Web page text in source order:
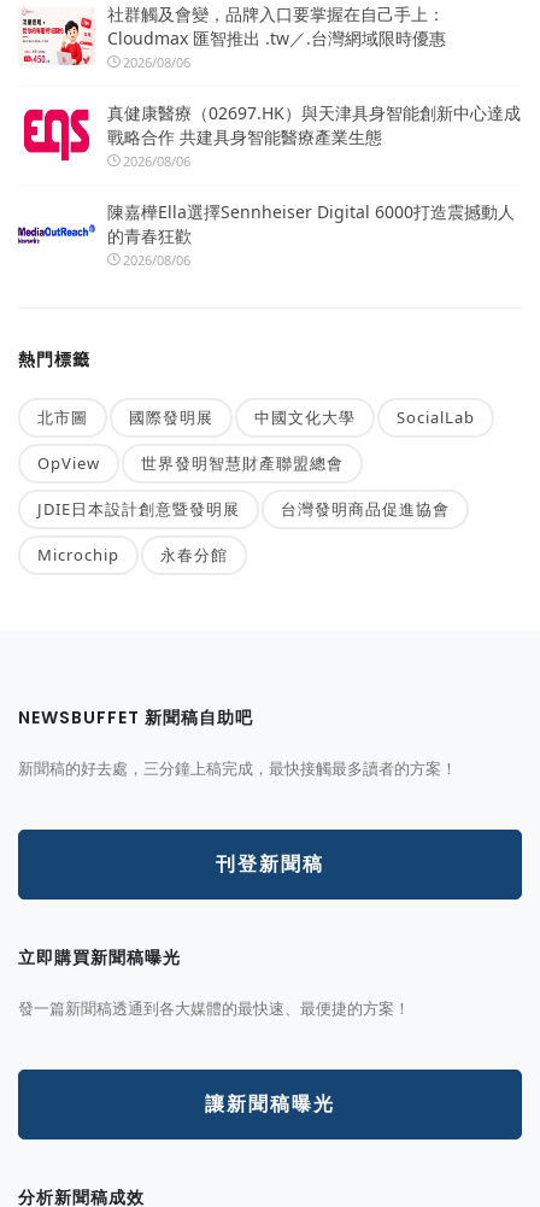
社群觸及會變，品牌入口要掌握在自己手上：
Cloudmax 匯智推出 .tw／.台灣網域限時優惠
2026/08/06
真健康醫療（02697.HK）與天津具身智能創新中心達成
戰略合作 共建具身智能醫療產業生態
2026/08/06
陳嘉樺Ella選擇Sennheiser Digital 6000打造震撼動人
的青春狂歡
2026/08/06
熱門標籤
北市圖 國際發明展 中國文化大學 SocialLab
OpView 世界發明智慧財產聯盟總會
JDIE日本設計創意暨發明展 台灣發明商品促進協會
Microchip 永春分館
NEWSBUFFET 新聞稿自助吧
新聞稿的好去處，三分鐘上稿完成，最快接觸最多讀者的方案！
刊登新聞稿
立即購買新聞稿曝光
發一篇新聞稿透通到各大媒體的最快速、最便捷的方案！
讓新聞稿曝光
分析新聞稿成效